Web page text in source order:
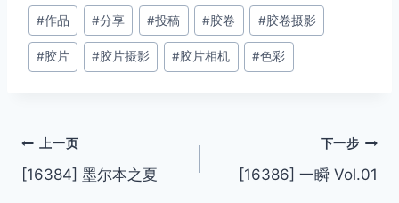
文
章
标
#作品 #分享 #投稿 #胶卷 #胶卷摄影
#胶片 #胶片摄影 #胶片相机 #色彩
文
章
上一页
[16384] 墨尔本之夏
下一步
[16386] 一瞬 Vol.01